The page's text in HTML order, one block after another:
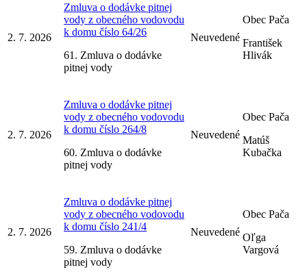
2. 7. 2026
Zmluva o dodávke pitnej
vody z obecného vodovodu
k domu číslo 64/26
61. Zmluva o dodávke
pitnej vody
Neuvedené
Obec Pača
František
Hlivák
2. 7. 2026
Zmluva o dodávke pitnej
vody z obecného vodovodu
k domu číslo 264/8
60. Zmluva o dodávke
pitnej vody
Neuvedené
Obec Pača
Matúš
Kubačka
2. 7. 2026
Zmluva o dodávke pitnej
vody z obecného vodovodu
k domu číslo 241/4
59. Zmluva o dodávke
pitnej vody
Neuvedené
Obec Pača
Oľga
Vargová